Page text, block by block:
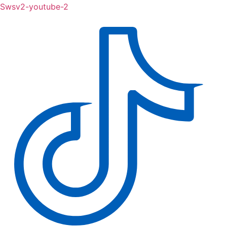
Swsv2-youtube-2